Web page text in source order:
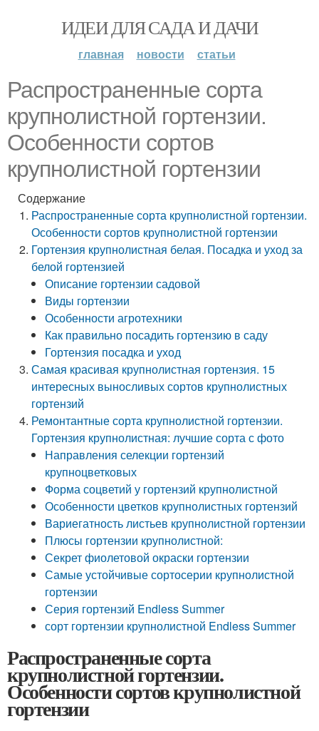
ИДЕИ ДЛЯ САДА И ДАЧИ
главная новости статьи
Распространенные сорта
крупнолистной гортензии.
Особенности сортов
крупнолистной гортензии
Содержание
Распространенные сорта крупнолистной гортензии.
Особенности сортов крупнолистной гортензии
Гортензия крупнолистная белая. Посадка и уход за
белой гортензией
Описание гортензии садовой
Виды гортензии
Особенности агротехники
Как правильно посадить гортензию в саду
Гортензия посадка и уход
Самая красивая крупнолистная гортензия. 15
интересных выносливых сортов крупнолистных
гортензий
Ремонтантные сорта крупнолистной гортензии.
Гортензия крупнолистная: лучшие сорта с фото
Направления селекции гортензий
крупноцветковых
Форма соцветий у гортензий крупнолистной
Особенности цветков крупнолистных гортензий
Вариегатность листьев крупнолистной гортензии
Плюсы гортензии крупнолистной:
Секрет фиолетовой окраски гортензии
Самые устойчивые сортосерии крупнолистной
гортензии
Серия гортензий Endless Summer
сорт гортензии крупнолистной Endless Summer
Распространенные сорта
крупнолистной гортензии.
Особенности сортов крупнолистной
гортензии